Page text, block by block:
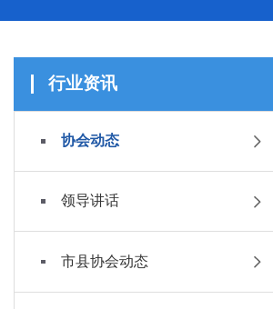
行业资讯
协会动态
领导讲话
市县协会动态